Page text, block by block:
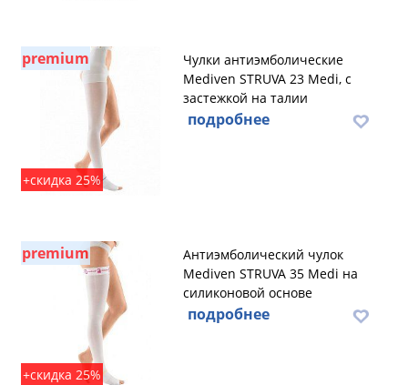
premium
+скидка 25%
Чулки антиэмболические
Mediven STRUVA 23 Medi, с
застежкой на талии
подробнее
premium
+скидка 25%
Антиэмболический чулок
Mediven STRUVA 35 Medi на
силиконовой основе
подробнее